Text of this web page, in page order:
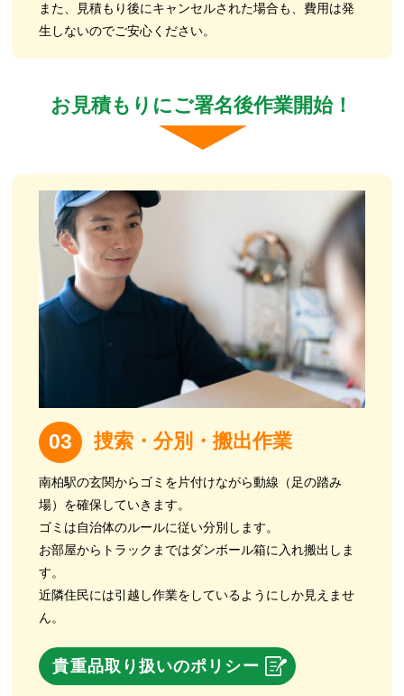
また、見積もり後にキャンセルされた場合も、費用は発
生しないのでご安心ください。
お見積もりにご署名後作業開始！
貴重品取り扱いのポリシー
03 捜索・分別・搬出作業
南柏駅の玄関からゴミを片付けながら動線（足の踏み
場）を確保していきます。
ゴミは自治体のルールに従い分別します。
お部屋からトラックまではダンボール箱に入れ搬出しま
す。
近隣住民には引越し作業をしているようにしか見えませ
ん。